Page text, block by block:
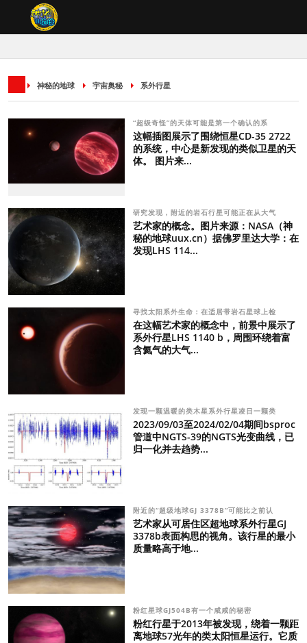
神秘的地球 宇宙奥秘 系外行星
“超级奇怪”的天体可能是第一个确认的系
这幅插图展示了围绕恒星CD-35 2722
的系统，中心是新发现的类似卫星的天
体。 图片来...
研究发现，附近的岩石行星可能正在从大气
艺术家的概念。图片来源：NASA（神
秘的地球uux.cn）据佛罗里达大学：在
发现LHS 114...
寻找太阳系外生命：在适居带岩石星球上检
在这幅艺术家的概念中，前景中展示了
系外行星LHS 1140 b，周围环绕着富
含氦气的大气...
发现一颗温暖的类木星系外行星凌日一颗类
2023/09/03至2024/02/04期间bsproc
管道中NGTS-39的NGTS光变曲线，已
归一化并去趋势...
附近的“超级地球GJ 3378B”可能比之前认
艺术家从可居住区超地球系外行星GJ
3378b表面构思的视角。该行星的最小
质量略高于地...
粉红星球GJ504B有一个咸咸的秘密
粉红行星于2013年被发现，绕着一颗距
离地球57光年的类太阳恒星运行。它质